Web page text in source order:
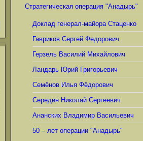
Стратегическая операция "Анадырь"
Доклад генерал-майора Стаценко
Гавриков Сергей Федорович
Герзель Василий Михайлович
Ландарь Юрий Григорьевич
Семёнов Илья Фёдорович
Середин Николай Сергеевич
Ананских Владимир Васильевич
50 – лет операции "Анадырь"